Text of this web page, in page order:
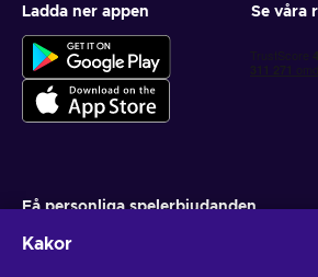
Ladda ner appen Se våra
Få personliga spelerbjudanden
Kakor